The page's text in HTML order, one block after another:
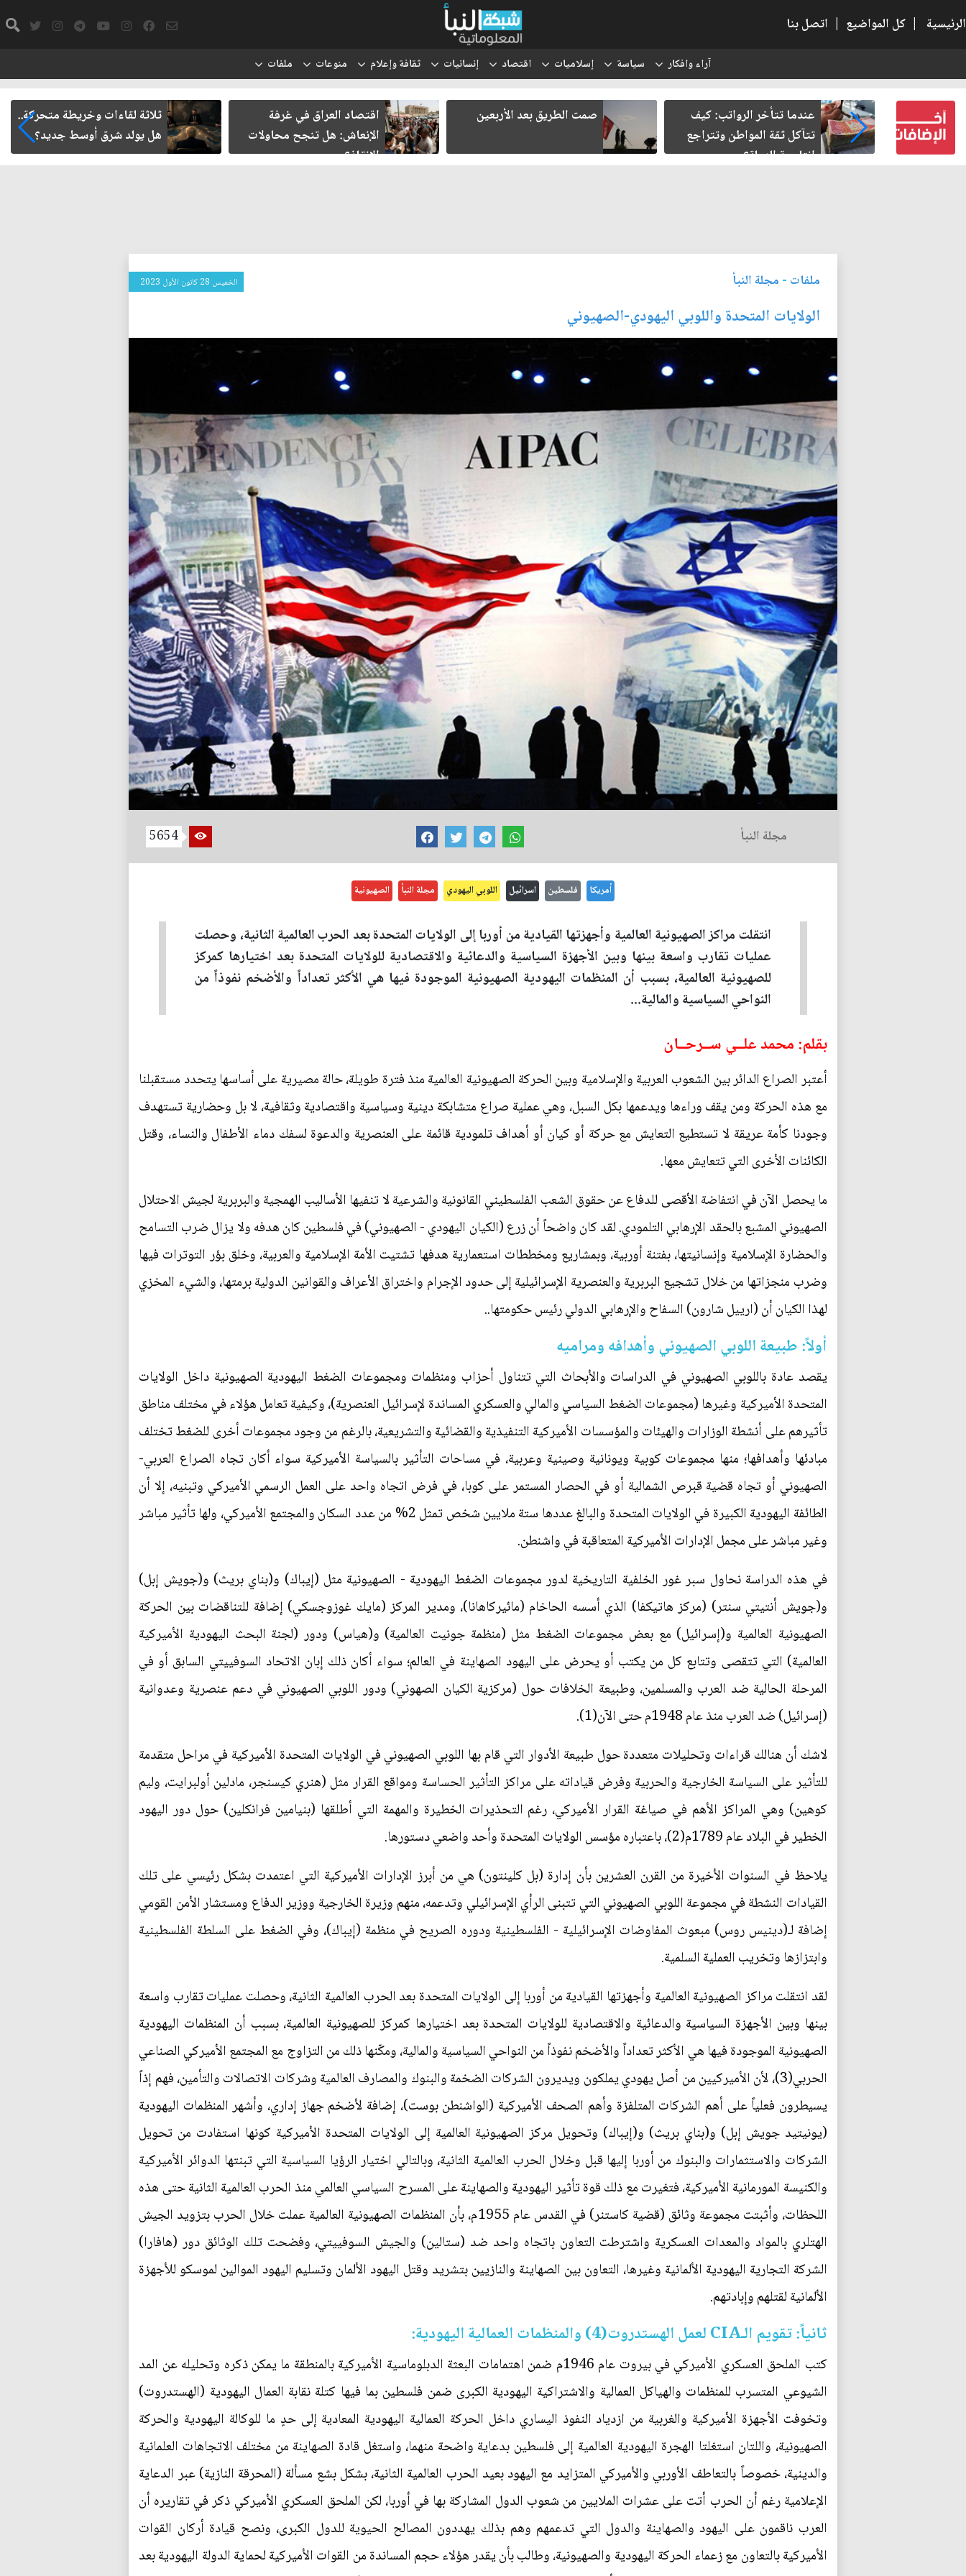
الرئيسية | كل المواضيع | اتصل بنا
آراء وافكار سياسة إسلاميات اقتصاد إنسانيات ثقافة وإعلام منوعات ملفات
حين
عندما تتأخر الرواتب: كيف
تتآكل ثقة المواطن وتتراجع
إنتاجية الدولة؟
صمت الطريق بعد الأربعين
اقتصاد العراق في غرفة
الإنعاش: هل تنجح محاولات
الإنقاذ؟
ثلاثة لقاءات وخريطة متحركة..
هل يولد شرق أوسط جديد؟
ملفات - مجلة النبأ الخميس 28 كانون الأول 2023
الولايات المتحدة واللوبي اليهودي-الصهيوني
مجلة النبأ 5654
أمريكا فلسطين اسرائيل اللوبي اليهودي مجلة النبأ الصهيونية
انتقلت مراكز الصهيونية العالمية وأجهزتها القيادية من أوربا إلى الولايات المتحدة بعد الحرب العالمية الثانية، وحصلت
عمليات تقارب واسعة بينها وبين الأجهزة السياسية والدعائية والاقتصادية للولايات المتحدة بعد اختيارها كمركز
للصهيونية العالمية، بسبب أن المنظمات اليهودية الصهيونية الموجودة فيها هي الأكثر تعداداً والأضخم نفوذاً من
النواحي السياسية والمالية...
بقلم: محمد علــي ســرحــان
أعتبر الصراع الدائر بين الشعوب العربية والإسلامية وبين الحركة الصهيونية العالمية منذ فترة طويلة، حالة مصيرية على أساسها يتحدد مستقبلنا
مع هذه الحركة ومن يقف وراءها ويدعمها بكل السبل، وهي عملية صراع متشابكة دينية وسياسية واقتصادية وثقافية، لا بل وحضارية تستهدف
وجودنا كأمة عريقة لا تستطيع التعايش مع حركة أو كيان أو أهداف تلمودية قائمة على العنصرية والدعوة لسفك دماء الأطفال والنساء، وقتل
الكائنات الأخرى التي تتعايش معها.
ما يحصل الآن في انتفاضة الأقصى للدفاع عن حقوق الشعب الفلسطيني القانونية والشرعية لا تنفيها الأساليب الهمجية والبربرية لجيش الاحتلال
الصهيوني المشبع بالحقد الإرهابي التلمودي. لقد كان واضحاً أن زرع (الكيان اليهودي - الصهيوني) في فلسطين كان هدفه ولا يزال ضرب التسامح
والحضارة الإسلامية وإنسانيتها، بفتنة أوربية، وبمشاريع ومخططات استعمارية هدفها تشتيت الأمة الإسلامية والعربية، وخلق بؤر التوترات فيها
وضرب منجزاتها من خلال تشجيع البربرية والعنصرية الإسرائيلية إلى حدود الإجرام واختراق الأعراف والقوانين الدولية برمتها، والشيء المخزي
لهذا الكيان أن (ارييل شارون) السفاح والإرهابي الدولي رئيس حكومتها..
أولاً: طبيعة اللوبي الصهيوني وأهدافه ومراميه
يقصد عادة باللوبي الصهيوني في الدراسات والأبحاث التي تتناول أحزاب ومنظمات ومجموعات الضغط اليهودية الصهيونية داخل الولايات
المتحدة الأميركية وغيرها (مجموعات الضغط السياسي والمالي والعسكري المساندة لإسرائيل العنصرية)، وكيفية تعامل هؤلاء في مختلف مناطق
تأثيرهم على أنشطة الوزارات والهيئات والمؤسسات الأميركية التنفيذية والقضائية والتشريعية، بالرغم من وجود مجموعات أخرى للضغط تختلف
مبادئها وأهدافها؛ منها مجموعات كوبية ويونانية وصينية وعربية، في مساحات التأثير بالسياسة الأميركية سواء أكان تجاه الصراع العربي-
الصهيوني أو تجاه قضية قبرص الشمالية أو في الحصار المستمر على كوبا، في فرض اتجاه واحد على العمل الرسمي الأميركي وتبنيه، إلا أن
الطائفة اليهودية الكبيرة في الولايات المتحدة والبالغ عددها ستة ملايين شخص تمثل 2% من عدد السكان والمجتمع الأميركي، ولها تأثير مباشر
وغير مباشر على مجمل الإدارات الأميركية المتعاقبة في واشنطن.
في هذه الدراسة نحاول سبر غور الخلفية التاريخية لدور مجموعات الضغط اليهودية - الصهيونية مثل (إيباك) و(بناي بريث) و(جويش إبل)
و(جويش أنتيتي سنتر) (مركز هاتيكفا) الذي أسسه الحاخام (مائيركاهانا)، ومدير المركز (مايك غوزوجسكي) إضافة للتناقضات بين الحركة
الصهيونية العالمية و(إسرائيل) مع بعض مجموعات الضغط مثل (منظمة جونيت العالمية) و(هياس) ودور (لجنة البحث اليهودية الأميركية
العالمية) التي تتقصى وتتابع كل من يكتب أو يحرض على اليهود الصهاينة في العالم؛ سواء أكان ذلك إبان الاتحاد السوفييتي السابق أو في
المرحلة الحالية ضد العرب والمسلمين، وطبيعة الخلافات حول (مركزية الكيان الصهوني) ودور اللوبي الصهيوني في دعم عنصرية وعدوانية
(إسرائيل) ضد العرب منذ عام 1948م حتى الآن(1).
لاشك أن هنالك قراءات وتحليلات متعددة حول طبيعة الأدوار التي قام بها اللوبي الصهيوني في الولايات المتحدة الأميركية في مراحل متقدمة
للتأثير على السياسة الخارجية والحربية وفرض قياداته على مراكز التأثير الحساسة ومواقع القرار مثل (هنري كيسنجر، مادلين أولبرايت، وليم
كوهين) وهي المراكز الأهم في صياغة القرار الأميركي، رغم التحذيرات الخطيرة والمهمة التي أطلقها (بنيامين فرانكلين) حول دور اليهود
الخطير في البلاد عام 1789م(2)، باعتباره مؤسس الولايات المتحدة وأحد واضعي دستورها.
يلاحظ في السنوات الأخيرة من القرن العشرين بأن إدارة (بل كلينتون) هي من أبرز الإدارات الأميركية التي اعتمدت بشكل رئيسي على تلك
القيادات النشطة في مجموعة اللوبي الصهيوني التي تتبنى الرأي الإسرائيلي وتدعمه، منهم وزيرة الخارجية ووزير الدفاع ومستشار الأمن القومي
إضافة لـ(دينيس روس) مبعوث المفاوضات الإسرائيلية - الفلسطينية ودوره الصريح في منظمة (إيباك)، وفي الضغط على السلطة الفلسطينية
وابتزازها وتخريب العملية السلمية.
لقد انتقلت مراكز الصهيونية العالمية وأجهزتها القيادية من أوربا إلى الولايات المتحدة بعد الحرب العالمية الثانية، وحصلت عمليات تقارب واسعة
بينها وبين الأجهزة السياسية والدعائية والاقتصادية للولايات المتحدة بعد اختيارها كمركز للصهيونية العالمية، بسبب أن المنظمات اليهودية
الصهيونية الموجودة فيها هي الأكثر تعداداً والأضخم نفوذاً من النواحي السياسية والمالية، ومكّنها ذلك من التزاوج مع المجتمع الأميركي الصناعي
الحربي(3)، لأن الأميركيين من أصل يهودي يملكون ويديرون الشركات الضخمة والبنوك والمصارف العالمية وشركات الاتصالات والتأمين، فهم إذاً
يسيطرون فعلياً على أهم الشركات المتلفزة وأهم الصحف الأميركية (الواشنطن بوست)، إضافة لأضخم جهاز إداري، وأشهر المنظمات اليهودية
(يونيتيد جويش إبل) و(بناي بريث) و(إيباك) وتحويل مركز الصهيونية العالمية إلى الولايات المتحدة الأميركية كونها استفادت من تحويل
الشركات والاستثمارات والبنوك من أوربا إليها قبل وخلال الحرب العالمية الثانية، وبالتالي اختيار الرؤيا السياسية التي تبنتها الدوائر الأميركية
والكنيسة المورمانية الأميركية، فتغيرت مع ذلك قوة تأثير اليهودية والصهاينة على المسرح السياسي العالمي منذ الحرب العالمية الثانية حتى هذه
اللحظات، وأثبتت مجموعة وثائق (قضية كاستنر) في القدس عام 1955م، بأن المنظمات الصهيونية العالمية عملت خلال الحرب بتزويد الجيش
الهتلري بالمواد والمعدات العسكرية واشترطت التعاون باتجاه واحد ضد (ستالين) والجيش السوفييتي، وفضحت تلك الوثائق دور (هافارا)
الشركة التجارية اليهودية الألمانية وغيرها، التعاون بين الصهاينة والنازيين بتشريد وقتل اليهود الألمان وتسليم اليهود الموالين لموسكو للأجهزة
الألمانية لقتلهم وإبادتهم.
ثانياً: تقويم الـCIA لعمل الهستدروت(4) والمنظمات العمالية اليهودية:
كتب الملحق العسكري الأميركي في بيروت عام 1946م ضمن اهتمامات البعثة الدبلوماسية الأميركية بالمنطقة ما يمكن ذكره وتحليله عن المد
الشيوعي المتسرب للمنظمات والهياكل العمالية والاشتراكية اليهودية الكبرى ضمن فلسطين بما فيها كتلة نقابة العمال اليهودية (الهستدروت)
وتخوفت الأجهزة الأميركية والغربية من ازدياد النفوذ اليساري داخل الحركة العمالية اليهودية المعادية إلى حدٍ ما للوكالة اليهودية والحركة
الصهيونية، واللتان استغلتا الهجرة اليهودية العالمية إلى فلسطين بدعاية واضحة منهما، واستغل قادة الصهاينة من مختلف الاتجاهات العلمانية
والدينية، خصوصاً بالتعاطف الأوربي والأميركي المتزايد مع اليهود بعيد الحرب العالمية الثانية، بشكل بشع مسألة (المحرقة النازية) عبر الدعاية
الإعلامية رغم أن الحرب أتت على عشرات الملايين من شعوب الدول المشاركة بها في أوربا، لكن الملحق العسكري الأميركي ذكر في تقاريره أن
العرب ناقمون على اليهود والصهاينة والدول التي تدعمهم وهم بذلك يهددون المصالح الحيوية للدول الكبرى، ونصح قيادة أركان القوات
الأميركية بالتعاون مع زعماء الحركة اليهودية والصهيونية، وطالب بأن يقدر هؤلاء حجم المساندة من القوات الأميركية لحماية الدولة اليهودية بعد